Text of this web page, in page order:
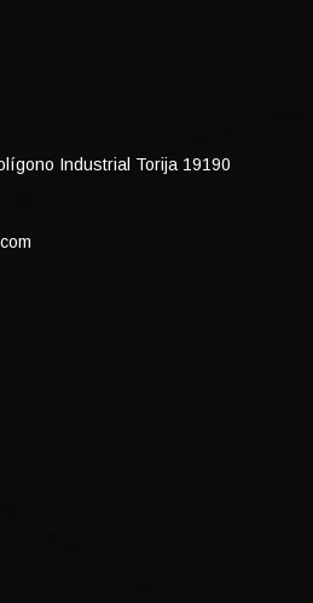
Industrial Torija 19190